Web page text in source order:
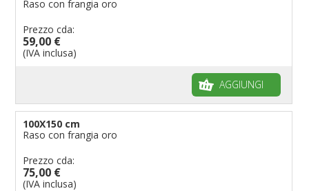
Raso con frangia oro
Prezzo cda:
59,00 €
(IVA inclusa)
AGGIUNGI
100X150 cm
Raso con frangia oro
Prezzo cda:
75,00 €
(IVA inclusa)